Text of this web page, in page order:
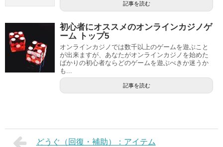
記事を読む
初心者にオススメのオンラインカジノゲ
ーム トップ5
オンラインカジノでは数千以上のゲームを遊ぶこと
が出来ますが、あなたがオンラインカジノを始めた
ばかりの初心者ならどのゲームを遊ぶべきか迷うか
も...
記事を読む
どうぐ（回復・補助）：アイテム